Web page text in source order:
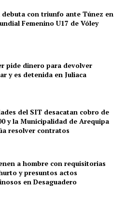
debuta con triunfo ante Túnez en
Femenino U17 de Vóley
pide dinero para devolver
y es detenida en Juliaca
del SIT desacatan cobro de
y la Municipalidad de Arequipa
resolver contratos
a hombre con requisitorias
y presuntos actos
en Desaguadero